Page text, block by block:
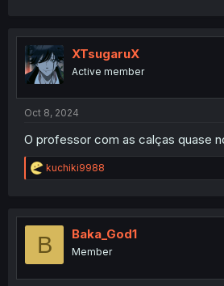
XTsugaruX
Active member
Oct 8, 2024
O professor com as calças quase
R
e
t
o
kuchiki9988
B Baka_God1
Member